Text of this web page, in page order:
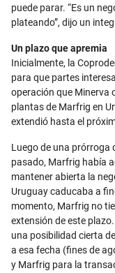
puede parar. “Es un
plateando”, dijo un
Un plazo que apremia
Inicialmente, la
para que partes
operación que Minerva
plantas de Marfrig en
extendió hasta el
Luego de una prórroga
pasado, Marfrig había
mantener abierta la
Uruguay caducaba a
momento, Marfrig no
extensión de este
una posibilidad cierta
a esa fecha (fines de
y Marfrig para la